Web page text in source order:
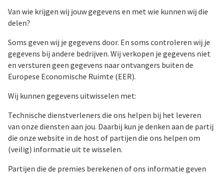
Van wie krijgen wij jouw gegevens en met wie kunnen wij die
delen?
Soms geven wij je gegevens door. En soms controleren wij je
gegevens bij andere bedrijven. Wij verkopen je gegevens niet
en versturen geen gegevens naar ontvangers buiten de
Europese Economische Ruimte (EER).
Wij kunnen gegevens uitwisselen met:
Technische dienstverleners die ons helpen bij het leveren
van onze diensten aan jou. Daarbij kun je denken aan de partij
die onze website in de host of partijen die ons helpen om
(veilig) informatie uit te wisselen.
Partijen die de premies berekenen of ons informatie geven